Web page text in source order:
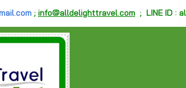
; info@alldelighttravel.com ; LINE ID :